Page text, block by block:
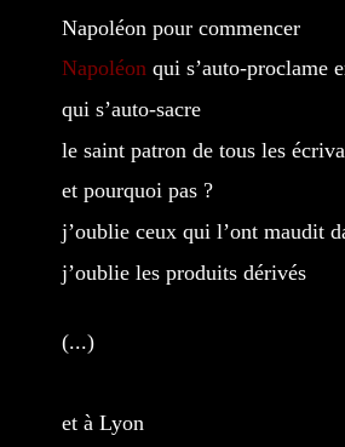
Napoléon pour commencer
Napoléon qui s’auto-proclame
qui s’auto-sacre
le saint patron de tous les
et pourquoi pas ?
j’oublie ceux qui l’ont maudit
j’oublie les produits dérivés
(...)
et à Lyon